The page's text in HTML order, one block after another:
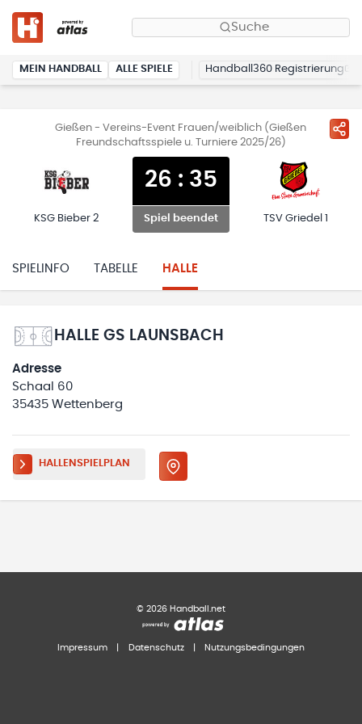
Suche
MEIN HANDBALL ALLE SPIELE Handball360 Registrierung
Gießen - Vereins-Event Frauen/weiblich (Gießen
Freundschaftsspiele u. Turniere 2025/26)
KSG Bieber 2
26 : 35
Spiel beendet TSV Griedel 1
SPIELINFO TABELLE HALLE
HALLE GS LAUNSBACH
Adresse
Schaal 60
35435 Wettenberg
HALLENSPIELPLAN
© 2026 Handball.net
Impressum Datenschutz Nutzungsbedingungen